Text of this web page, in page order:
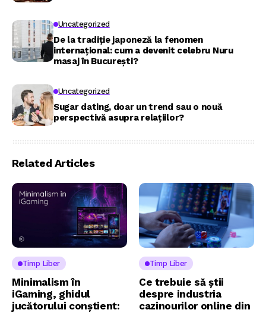
Uncategorized
De la tradiție japoneză la fenomen
internațional: cum a devenit celebru Nuru
masaj în București?
Uncategorized
Sugar dating, doar un trend sau o nouă
perspectivă asupra relațiilor?
Related Articles
Timp Liber
Minimalism în
iGaming, ghidul
jucătorului conștient:
Timp Liber
Ce trebuie să știi
despre industria
cazinourilor online din